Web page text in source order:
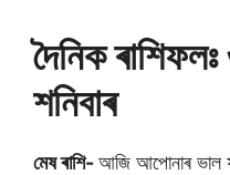
দৈনিক
শনিবাৰ
মেষ ৰাশি-আজি আপোনাৰ ভাল